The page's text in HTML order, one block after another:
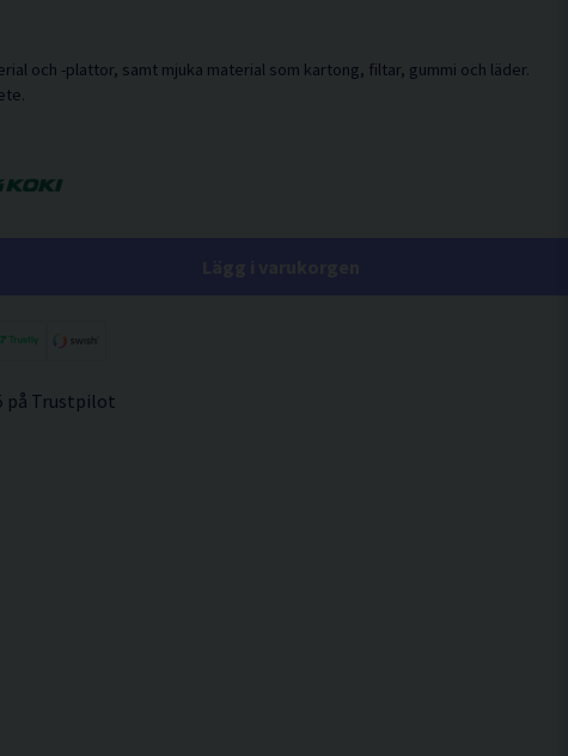
och -plattor, samt mjuka material som kartong, filtar, gummi och läder.
på Trustpilot